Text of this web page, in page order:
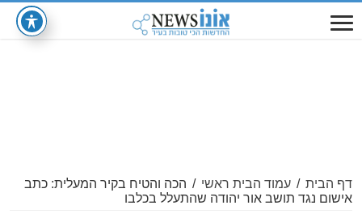
דף הבית / עמוד הבית ראשי / הכה והטיח בקיר המעלית: כתב
אישום נגד תושב אור יהודה שהתעלל בכלבו